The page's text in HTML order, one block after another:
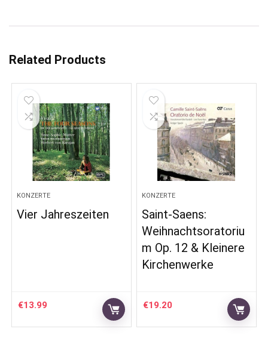
Related Products
KONZERTE
Vier Jahreszeiten
€13.99
KONZERTE
Saint-Saens:
Weihnachtsoratoriu
m Op. 12 & Kleinere
Kirchenwerke
€19.20